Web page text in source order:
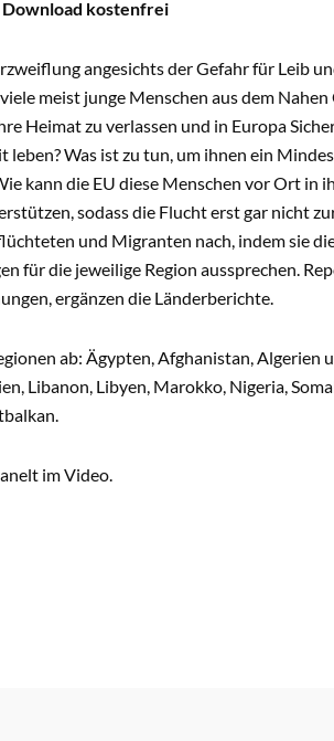
kostenfrei
angesichts der Gefahr für Leib
meist junge Menschen aus dem
Heimat zu verlassen und in Europa
leben? Was ist zu tun, um ihnen ein
kann die EU diese Menschen vor Ort in
sodass die Flucht erst gar nicht
und Migranten nach, indem sie
für die jeweilige Region aussprechen.
ergänzen die Länderberichte.
ab: Ägypten, Afghanistan, Algerien
Libanon, Libyen, Marokko, Nigeria,
im Video.